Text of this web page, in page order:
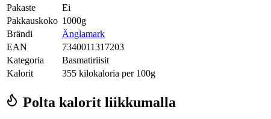
Pakaste
Ei
Pakkauskoko 1000g
Brändi
Änglamark
EAN
7340011317203
Kategoria
Basmatiriisit
Kalorit
355 kilokaloria per 100g
Polta kalorit liikkumalla